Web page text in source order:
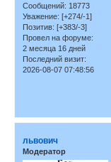
Сообщений: 18773
Уважение: [+274/-1]
Позитив: [+383/-3]
Провел на форуме:
2 месяца 16 дней
Последний визит:
2026-08-07 07:48:56
львович
Модератор